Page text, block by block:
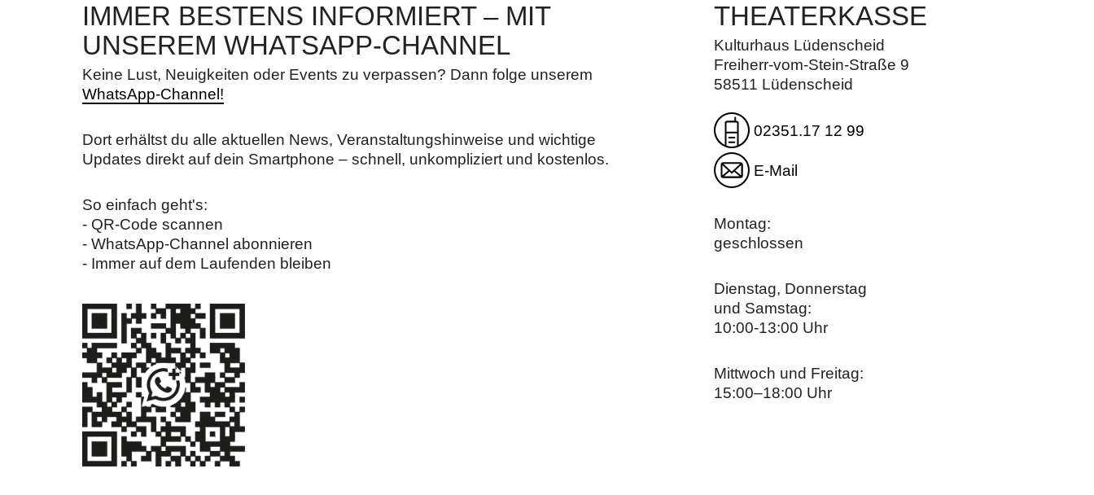
IMMER BESTENS INFORMIERT – MIT
UNSEREM WHATSAPP-CHANNEL
Keine Lust, Neuigkeiten oder Events zu verpassen? Dann folge unserem
WhatsApp-Channel!
Dort erhältst du alle aktuellen News, Veranstaltungshinweise und wichtige
Updates direkt auf dein Smartphone – schnell, unkompliziert und kostenlos.
So einfach geht's:
- QR-Code scannen
- WhatsApp-Channel abonnieren
- Immer auf dem Laufenden bleiben
THEATERKASSE
Kulturhaus Lüdenscheid
Freiherr-vom-Stein-Straße 9
58511 Lüdenscheid
02351.17 12 99
E-Mail
Montag:
geschlossen
Dienstag, Donnerstag
und Samstag:
10:00-13:00 Uhr
Mittwoch und Freitag:
15:00–18:00 Uhr